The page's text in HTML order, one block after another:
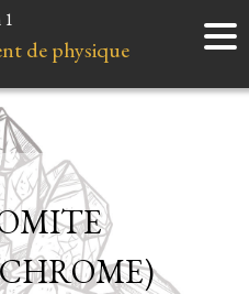
Accueil
Instruments
Liens et ressources
de physique